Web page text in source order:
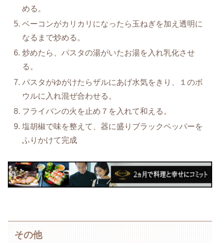
める。
ベーコンがカリカリになったら玉ねぎを加え透明に
なるまで炒める。
炒めたら、パスタの湯がいたお湯を入れ乳化させ
る。
パスタがゆがけたらザルにあげ水気をきり、１のボ
ウルに入れ混ぜ合わせる。
フライパンの火を止め７を入れて和える。
塩胡椒で味を整えて、器に盛りブラックペッパーを
ふりかけて完成
その他